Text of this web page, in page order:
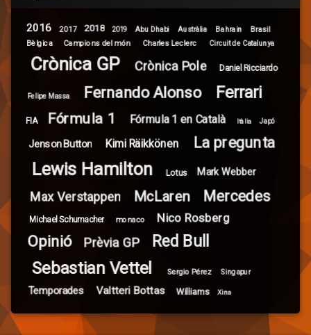
2016 2017 2018 2019 Abu Dhabi Austràlia Bahrain
Brasil
Bèlgica
Campions del món Charles Leclerc Circuit de Catalunya
Crònica GP Crònica Pole Daniel Ricciardo
Felipe Massa Fernando Alonso Ferrari
FIA Fórmula 1 Fórmula 1 en Català Itàlia Japó
Jenson Button Kimi Räikkönen La pregunta
Lewis Hamilton Lotus Mark Webber
Max Verstappen McLaren Mercedes
Michael Schumacher monaco Nico Rosberg
Opinió Prèvia GP Red Bull
Sebastian Vettel Sergio Pérez Singapur
Temporades Valtteri Bottas Williams Xina